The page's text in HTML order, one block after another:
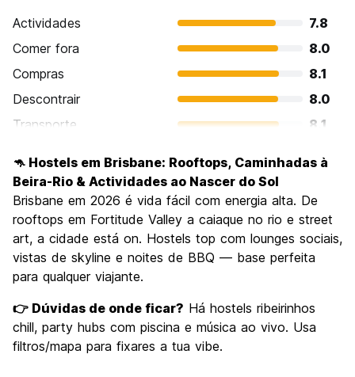
Actividades
7.8
Comer fora
8.0
Compras
8.1
Descontrair
8.0
Transporte
8.1
Cultura
Festas / vida noturna
7.8
Custo-beneficio
7.1
🦘 Hostels em Brisbane: Rooftops, Caminhadas à
Beira-Rio & Actividades ao Nascer do Sol
Brisbane em 2026 é vida fácil com energia alta. De
rooftops em Fortitude Valley a caiaque no rio e street
art, a cidade está on. Hostels top com lounges sociais,
vistas de skyline e noites de BBQ — base perfeita
para qualquer viajante.
👉 Dúvidas de onde ficar? Há hostels ribeirinhos
chill, party hubs com piscina e música ao vivo. Usa
filtros/mapa para fixares a tua vibe.